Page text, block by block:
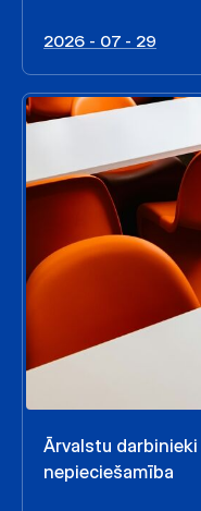
2026 - 07 - 29
Ārvalstu
nepieciešamība